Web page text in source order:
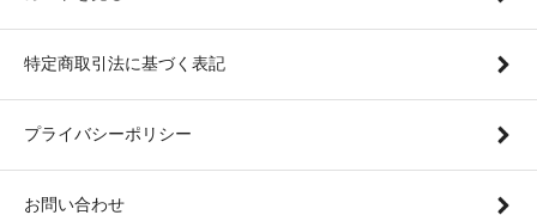
特定商取引法に基づく表記
プライバシーポリシー
お問い合わせ